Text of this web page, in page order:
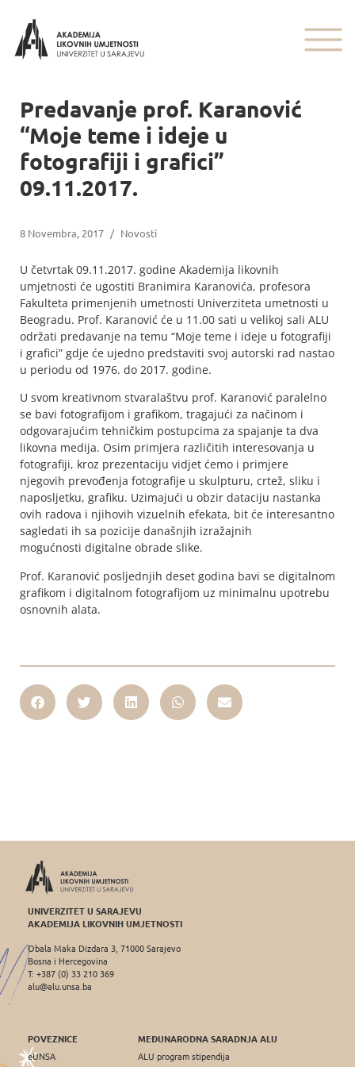
Predavanje prof. Karanović
“Moje teme i ideje u
fotografiji i grafici”
09.11.2017.
8 Novembra, 2017 / Novosti
U četvrtak 09.11.2017. godine Akademija likovnih
umjetnosti će ugostiti Branimira Karanovića, profesora
Fakulteta primenjenih umetnosti Univerziteta umetnosti u
Beogradu. Prof. Karanović će u 11.00 sati u velikoj sali ALU
održati predavanje na temu “Moje teme i ideje u fotografiji
i grafici” gdje će ujedno predstaviti svoj autorski rad nastao
u periodu od 1976. do 2017. godine.
U svom kreativnom stvaralaštvu prof. Karanović paralelno
se bavi fotografijom i grafikom, tragajući za načinom i
odgovarajućim tehničkim postupcima za spajanje ta dva
likovna medija. Osim primjera različitih interesovanja u
fotografiji, kroz prezentaciju vidjet ćemo i primjere
njegovih prevođenja fotografije u skulpturu, crtež, sliku i
naposljetku, grafiku. Uzimajući u obzir dataciju nastanka
ovih radova i njihovih vizuelnih efekata, bit će interesantno
sagledati ih sa pozicije današnjih izražajnih
mogućnosti digitalne obrade slike.
Prof. Karanović posljednjih deset godina bavi se digitalnom
grafikom i digitalnom fotografijom uz minimalnu upotrebu
osnovnih alata.
UNIVERZITET U SARAJEVU
AKADEMIJA LIKOVNIH UMJETNOSTI
Obala Maka Dizdara 3, 71000 Sarajevo
Bosna i Hercegovina
T: +387 (0) 33 210 369
alu@alu.unsa.ba
POVEZNICE
eUNSA
MEĐUNARODNA SARADNJA ALU
ALU program stipendija